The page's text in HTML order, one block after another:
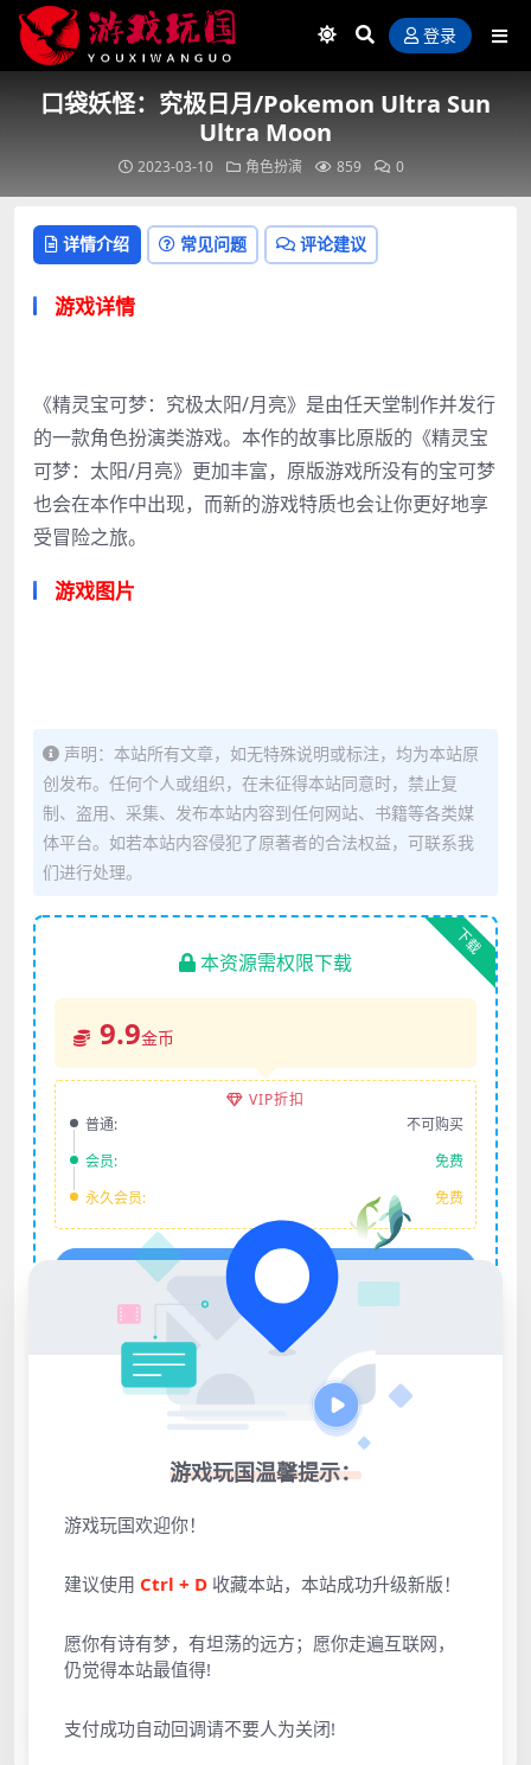
登录
口袋妖怪：究极日月/Pokemon Ultra Sun
Ultra Moon
2023-03-10 角色扮演 859 0
详情介绍 常见问题 评论建议
游戏详情
《精灵宝可梦：究极太阳/月亮》是由任天堂制作并发行
的一款角色扮演类游戏。本作的故事比原版的《精灵宝
可梦：太阳/月亮》更加丰富，原版游戏所没有的宝可梦
也会在本作中出现，而新的游戏特质也会让你更好地享
受冒险之旅。
游戏图片
声明：本站所有文章，如无特殊说明或标注，均为本站原
创发布。任何个人或组织，在未征得本站同意时，禁止复
制、盗用、采集、发布本站内容到任何网站、书籍等各类媒
体平台。如若本站内容侵犯了原著者的合法权益，可联系我
们进行处理。
下载
本资源需权限下载
9.9金币
VIP折扣
普通:
不可购买
会员:
免费
永久会员:
免费
登录后购买
(3个)
最近更新:2023-03-31
提示 VIP会员免购买下载全站所有资源
问题：游戏下载地址失效或错误怎么办？
————————————————————
admin 分享
游戏玩国温馨提示：
游戏玩国欢迎你！
建议使用 Ctrl + D 收藏本站，本站成功升级新版！
愿你有诗有梦，有坦荡的远方；愿你走遍互联网，
仍觉得本站最值得!
支付成功自动回调请不要人为关闭!